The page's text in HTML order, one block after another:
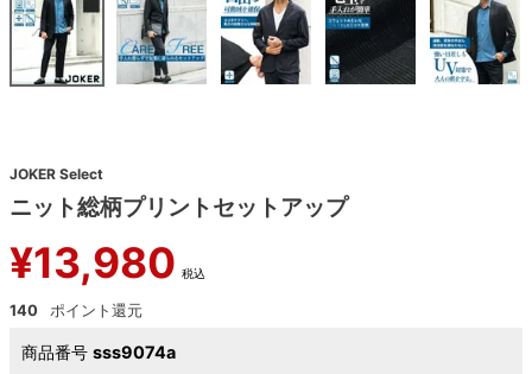
JOKER Select
ニット総柄プリントセットアップ
¥13,980 税込
140
商品番号 sss9074a